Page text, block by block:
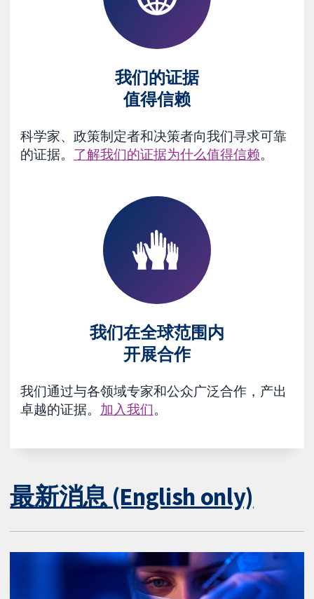
我们的证据
值得信赖
科学家、政策制定者和决策者向我们寻求可靠
的证据。 了解我们的证据为什么值得信赖。
我们在全球范围内
开展合作
我们通过与各领域专家和公众广泛合作，产出
卓越的证据。 加入我们。
最新消息 (English only)